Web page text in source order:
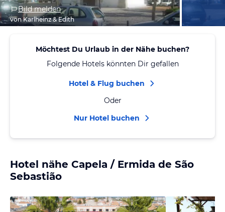
Bild melden
von Karlheinz & Edith
Möchtest Du Urlaub in der Nähe buchen?
Folgende Hotels könnten Dir gefallen
Hotel & Flug buchen
Oder
Nur Hotel buchen
Hotel nähe Capela / Ermida de São
Sebastião